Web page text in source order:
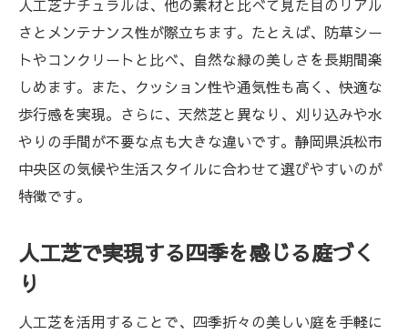
人工芝ナチュラルは、他の素材と比べて見た目のリアル
さとメンテナンス性が際立ちます。たとえば、防草シー
トやコンクリートと比べ、自然な緑の美しさを長期間楽
しめます。また、クッション性や通気性も高く、快適な
歩行感を実現。さらに、天然芝と異なり、刈り込みや水
やりの手間が不要な点も大きな違いです。静岡県浜松市
中央区の気候や生活スタイルに合わせて選びやすいのが
特徴です。
人工芝で実現する四季を感じる庭づく
り
人工芝を活用することで、四季折々の美しい庭を手軽に